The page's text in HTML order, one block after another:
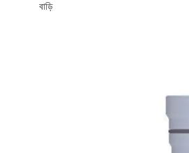
বাড়ি